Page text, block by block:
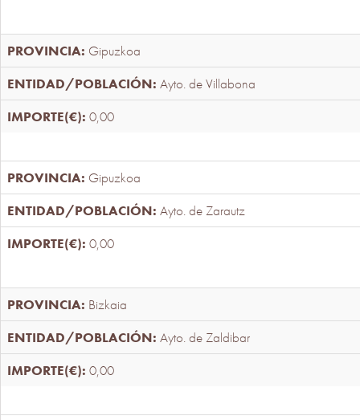
Gipuzkoa
Ayto. de Villabona
0,00
Gipuzkoa
Ayto. de Zarautz
0,00
Bizkaia
Ayto. de Zaldibar
0,00